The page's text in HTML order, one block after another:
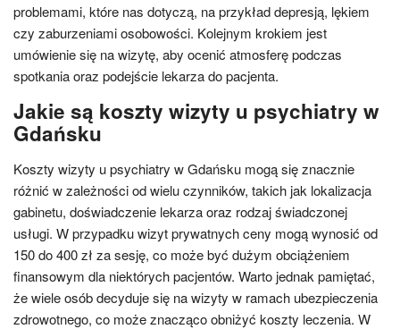
problemami, które nas dotyczą, na przykład depresją, lękiem
czy zaburzeniami osobowości. Kolejnym krokiem jest
umówienie się na wizytę, aby ocenić atmosferę podczas
spotkania oraz podejście lekarza do pacjenta.
Jakie są koszty wizyty u psychiatry w
Gdańsku
Koszty wizyty u psychiatry w Gdańsku mogą się znacznie
różnić w zależności od wielu czynników, takich jak lokalizacja
gabinetu, doświadczenie lekarza oraz rodzaj świadczonej
usługi. W przypadku wizyt prywatnych ceny mogą wynosić od
150 do 400 zł za sesję, co może być dużym obciążeniem
finansowym dla niektórych pacjentów. Warto jednak pamiętać,
że wiele osób decyduje się na wizyty w ramach ubezpieczenia
zdrowotnego, co może znacząco obniżyć koszty leczenia. W